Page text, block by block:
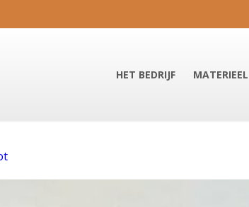
HET BEDRIJF MATERIEEL